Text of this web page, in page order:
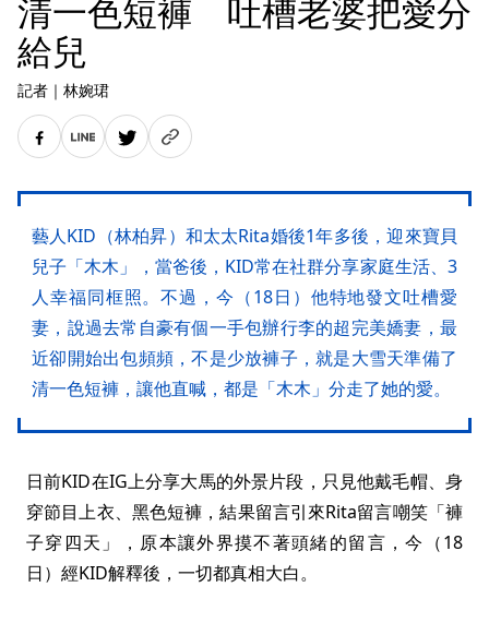
清一色短褲 吐槽老婆把愛分
給兒
記者 ｜ 林婉珺
藝人KID（林柏昇）和太太Rita婚後1年多後，迎來寶貝
兒子「木木」，當爸後，KID常在社群分享家庭生活、3
人幸福同框照。不過，今（18日）他特地發文吐槽愛
妻，說過去常自豪有個一手包辦行李的超完美嬌妻，最
近卻開始出包頻頻，不是少放褲子，就是大雪天準備了
清一色短褲，讓他直喊，都是「木木」分走了她的愛。
日前KID在IG上分享大馬的外景片段，只見他戴毛帽、身
穿節目上衣、黑色短褲，結果留言引來Rita留言嘲笑「褲
子穿四天」，原本讓外界摸不著頭緒的留言，今（18
日）經KID解釋後，一切都真相大白。